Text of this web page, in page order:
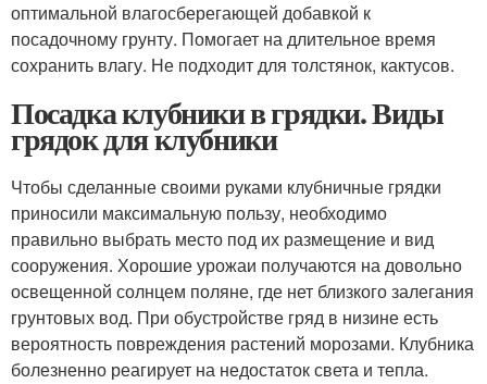
оптимальной влагосберегающей добавкой к
посадочному грунту. Помогает на длительное время
сохранить влагу. Не подходит для толстянок, кактусов.
Посадка клубники в грядки. Виды
грядок для клубники
Чтобы сделанные своими руками клубничные грядки
приносили максимальную пользу, необходимо
правильно выбрать место под их размещение и вид
сооружения. Хорошие урожаи получаются на довольно
освещенной солнцем поляне, где нет близкого залегания
грунтовых вод. При обустройстве гряд в низине есть
вероятность повреждения растений морозами. Клубника
болезненно реагирует на недостаток света и тепла.